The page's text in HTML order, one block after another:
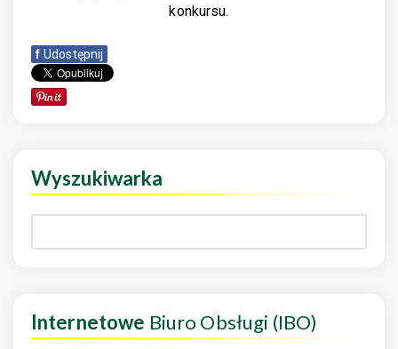
konkursu.
f Udostępnij
Wyszukiwarka
Internetowe Biuro Obsługi (IBO)